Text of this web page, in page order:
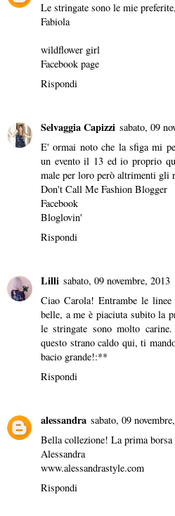
Le stringate sono le mie
Fabiola
wildflower girl
Facebook page
Rispondi
Selvaggia Capizzi sabato, 09
E' ormai noto che la sfiga mi
un evento il 13 ed io proprio
male per loro però altrimenti gli
Don't Call Me Fashion Blogger
Facebook
Bloglovin'
Rispondi
Lilli sabato, 09 novembre, 2013
Ciao Carola! Entrambe le
belle, a me è piaciuta subito la
le stringate sono molto
questo strano caldo qui, ti
bacio grande!:**
Rispondi
alessandra sabato, 09
Bella collezione! La prima borsa
Alessandra
www.alessandrastyle.com
Rispondi